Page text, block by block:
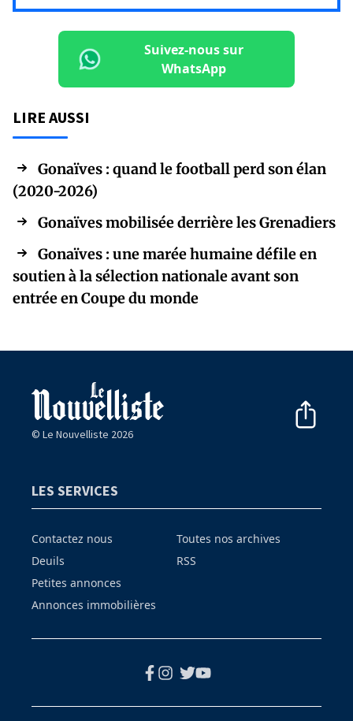
Suivez-nous sur
WhatsApp
LIRE AUSSI
Gonaïves : quand le football perd son élan
(2020-2026)
Gonaïves mobilisée derrière les Grenadiers
Gonaïves : une marée humaine défile en
soutien à la sélection nationale avant son
entrée en Coupe du monde
© Le Nouvelliste 2026
LES SERVICES
Contactez nous
Deuils
Petites annonces
Annonces immobilières
Toutes nos archives
RSS